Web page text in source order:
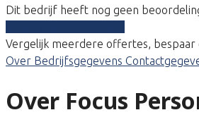
Dit bedrijf heeft nog geen
Vergelijk meerdere offertes, bespaar
Over Bedrijfsgegevens
Over Focus